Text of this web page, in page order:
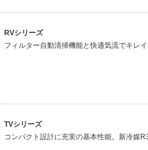
RVシリーズ
フィルター自動清掃機能と快適気流でキレ
TVシリーズ
コンパクト設計に充実の基本性能。新冷媒